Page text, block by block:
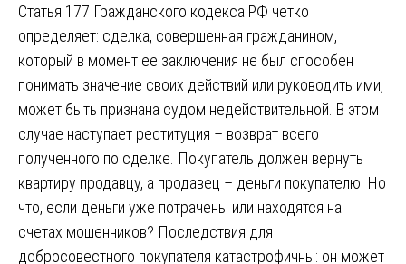
Статья 177 Гражданского кодекса РФ четко
определяет: сделка, совершенная гражданином,
который в момент ее заключения не был способен
понимать значение своих действий или руководить ими,
может быть признана судом недействительной. В этом
случае наступает реституция – возврат всего
полученного по сделке. Покупатель должен вернуть
квартиру продавцу, а продавец – деньги покупателю. Но
что, если деньги уже потрачены или находятся на
счетах мошенников? Последствия для
добросовестного покупателя катастрофичны: он может